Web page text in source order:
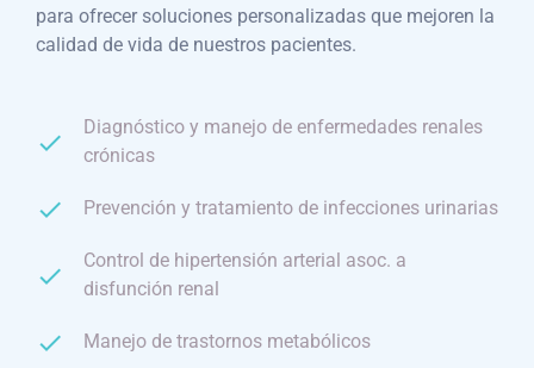
para ofrecer soluciones personalizadas que mejoren la
calidad de vida de nuestros pacientes.
Diagnóstico y manejo de enfermedades renales
crónicas
Prevención y tratamiento de infecciones urinarias
Control de hipertensión arterial asoc. a
disfunción renal
Manejo de trastornos metabólicos